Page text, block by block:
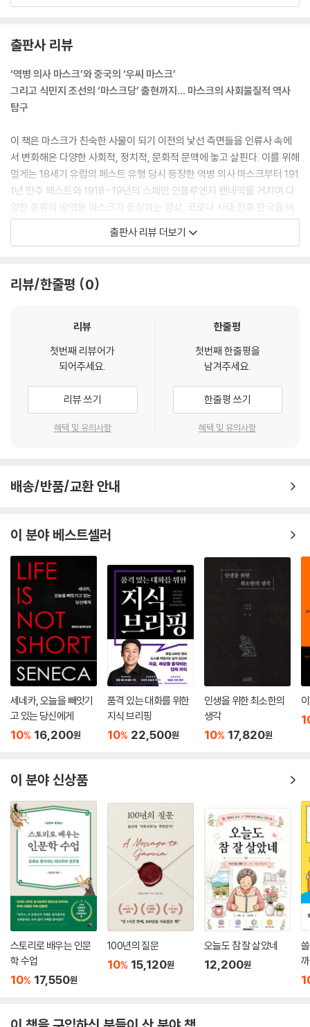
를 쓰지 않는다. 특히 트럼프는 마스크를 쓰는 행위가 약하고 쉽게 굴복하
는 사람들이나 하는 행위라는 메시지를 지속적으로 전달했다. 보통 사람들
에게는 위기 상황이 정치인에게는 자신의 이미지를 각인시킬 절호의 기회
일 수 있는데, 이는 코로나19 팬데믹에서도 마찬가지였다.
마스크 착용이 전 세계 수억 명의 사람들에게 일상이 된 적은 처음일 것이
다. 하지만 이렇게 마스크 착용이라는 일면 보편적으로 보이는 행위 뒤에
는 수많은 지역적인 실천과 세부적인 코로나의 역사의 면면이 가려져 있
다. 코로나에 대항하는 방식으로서의 마스크 착용은 연대, 장인정신, 혐오,
시위, 심지어 폭력에 이르기까지 사람들이 마스크를 둘러싸고 하는 실행만
큼이나 다양한 방식으로 작동해왔다. 이러한 맥락에서 이 글은 팬데믹의
지역적 맥락을 되살려보기 위해 “마스크화된 시간”이라는 시기 구분을 사
---「3장 마스크의 시간」중에서
고 있다는 데 기쁨을 느끼고 있는 것으로 그려졌다. 이렇게 표상되는 여성
주체는 사회에 유용한 자기, 필요에 부응할 수 있는 자기이며, 여성들의
“평시의 모노즈쿠리(장인정신)”를 비가시화하게 만든 기존 생산 구조에
대한 반동처럼 보이기도 했다.
---「4장 일본의 수제 마스크와 젠더 질서의 강화」중에서
새부리 마스크를 쓰고 있는 역병 의사의 모습은 오늘날 “페스트”라는 감염
시록적인 괴기스러움에 쉬이 휘둘려 박물관 방문객들 대다수가 느끼는 것
상징처럼 통하고 있다. 그런데 이 강력한 상징성이 정말 역사적인 사실들
---「5장 근대 초기 유럽의 흑사병과 역병 의사 마스크」중에서
일본에서 마스크가 의료진의 감염병 예방을 위한 도구가 된 것은 1899년
이다. 당시 일본 열도에 역사상 처음으로 페스트가 발생했다. 일본의 의사
들은 전염병 유행을 통제하기 위해 페스트에 관한 최신 문헌들을 학습하는
데 열중했다. 우리는 마스크의 물질성에 초점을 맞춤으로써 독일로부터 받
은 두 차례의 영향을 확인할 수 있다.
---「6장 근대 일본의 마스크 문화」중에서
1910~11년의 만주 페스트는 수개월 만에 6만 명의 목숨을 앗아간 현대 역
사상 가장 규모가 큰 폐페스트 유행이었다. 그전에 열대의학 의사들은 쥐
균은 말하거나 재채기할 때 나오는 비말을 통해 퍼질 수 있었다. 만주에서
의 이 재앙은 유럽인들에게 중세 흑사병에 대한 끔찍한 기억을 상기시켰
다. 유럽인들은 예나 지금이나 중국이 역병의 근원지라고 믿었다. 폐페스
트의 전례 없는 유독성으로 인해 만주에서는 선교 의사들, 외국 장병들, 중
국 민간인들 할 것 없이 호흡기가 널리 쓰이게 되었다.
---「7장 1911년 만주 페스트와 중국에서의 마스크의 역사」중에서
샌프란시스코 시장 런던 브리드는… 공공장소에서의 마스크 착용 의무화
를 조기 시행한 것이 명백한 성공이었다고 기념하면서도 너무 일찍 축배를
들어서는 안 된다고 경고했다. MSNBC의 진행자 크리스 헤이스와의 인터
뷰에서 브리드 시장은 다음과 같이 말했다. “사람들에게 역사를 상기시키
는 것도 중요하다고 생각해요. 1918년 스페인 인플루엔자 당시에 사람들
은 성대한 파티를 열어 마스크를 벗어 던지며 기념했습니다. 그리고 며칠
---「8장 1918년 인플루엔자 범유행과 반-마스크 시위」중에서
출판사 리뷰
‘역병 의사 마스크’와 중국의 ‘우씨 마스크’
그리고 식민지 조선의 ‘마스크당’ 출현까지… 마스크의 사회물질적 역사
탐구
이 책은 마스크가 친숙한 사물이 되기 이전의 낯선 측면들을 인류사 속에
서 변화해온 다양한 사회적, 정치적, 문화적 문맥에 놓고 살핀다. 이를 위해
멀게는 18세기 유럽의 페스트 유행 당시 등장한 역병 의사 마스크부터 191
1년 만주 페스트와 1918~19년의 스페인 인플루엔자 팬데믹을 거치며 다
양한 종류의 방역용 마스크가 등장하는 양상, 코로나 사태 전후 한국을 비
롯한 여러 국가에서 대규모로 마스크를 착용하게 되는 과정과 그 여파, 마
스크 폐기물이 야기한 환경 문제 등을 추적한다. 전 세계인이 동시에 대규
이를 둘러싼 물질적 차원이다. 마스크의 형태와 재질, 제작 과정, 마스크 생
다양한 실천들이 다루어진다. 예컨대 독일 의학사 박물관에서 가장 인기
있는 전시품 중 하나인 역병 의사 마스크가 있다. 필자는 중세 페스트의 상
징처럼 통하는 소품인 이 마스크를 복원, 조사하는 과정을 소상히 그려내
면서, 그 진위 여부를 밝히고 언제 이런 마스크가 어떠한 목적에서 만들어
졌는지 상상해본다. 한국이 다른 나라에 비해 코로나 마스크 수급에 재빠
물건을 서양과 동등한 과학적 성취로 인정하지 않고자 한 서양의 문화 헤
게모니를 읽어낼 수 있다. 코로나 사태 초기 마스크 착용에 대한 동서양의
다른 태도들과 그에 따라붙은 인종주의적 혐오 역시 마스크의 정치적 차원
을 드러낸다. 일제강점기 조선에서도 마스크가 도입되어 대유행했는데 당
시 가정 위생의 도덕적 책임을 여성에게 전가하는 한편 마스크는 남성에게
어울리지 않는 여성스러운 물건이라며 마스크의 젠더화가 일어나는 과정
을 서술한 글은 현시대에도 매우 시사적이다.
마스크의 시간을 생각하다
“우리는 여전히 마스크를 필요로 한다. 감염 예방이든, 다른 실용적인 이유
에서든 상황에 따라 다른 마스크를 필요로 한다. 아마도 우리는 그 둘의 균
형에 대해 더 나은 방식을 만들어가야만 할 것이다. 팬데믹의 시간이 아니
와 정보 전달, 집단적 돌봄의) 과정이 아니라 물질적 실체 그 자체로 생각
할 수 있을 것이다. 마스크는 보호를 위한 수단인 동시에 물질 그 자체이기
도 하다. 마스크의 시간은 마스크의 영향에 대해 생각해볼 것을 주장한다.
그리고 우리가 팬데믹의 다음 단계를 고려할 때쯤엔 그것이 어떤 모습이든
간에, 마스크에 관한 무언가를 따라잡으려고 안간힘을 쓰는 대신, 마스크
를 손에 쥔 채 상황을 이끌어나갈 수 있을 것이다”(84쪽).
이 책은 총 3부 11장으로 이루어져 있다. 1부는 코로나 시대 마스크의 물질
문화와 정치에 주목한다. 1장에서 세라 베스 키오는 미국 미시간주에서 팬
데믹을 경험하면서 마스크를 얻고 쓰고 버리는 일과 관련해 새로이 출현한
마스크의 물질문화를 고찰한다. 2장에서 홍성욱은 팬데믹 초기에 마스크
의 용도와 의미가 다변화되는 상황에 주목하며 마스크의 다면성에 대해 과
학기술학의 관점에서 고찰한다. 3장에서 금현아, 섀로나 펄, 스콧 놀스, 트
리디베시 데이는 팬데믹 동안 동아시아, 남아시아, 북아메리카 지역의 마
초국적 비교의 관점에서 살핀다. 4장에서 미즈시마 노조미와 야마사키 아
출판사 리뷰 더보기
리뷰/한줄평 0
리뷰
첫번째 리뷰어가
되어주세요.
리뷰 쓰기
혜택 및 유의사항
한줄평
첫번째 한줄평을
남겨주세요.
한줄평 쓰기
혜택 및 유의사항
배송/반품/교환 안내
이 분야 베스트셀러
세네카, 오늘을 빼앗기
고 있는 당신에게
10% 16,200원
품격 있는 대화를 위한
지식 브리핑
10% 22,500원
인생을 위한 최소한의
생각
10% 17,820원
이 분야 신상품
스토리로 배우는 인문
학 수업
10% 17,550원
100년의 질문
10% 15,120원
오늘도 참 잘 살았네
12,200원